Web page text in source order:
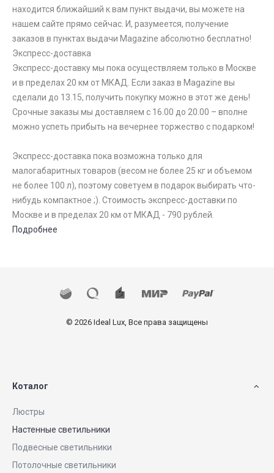
находится ближайший к вам пункт выдачи, вы можете на
нашем сайте прямо сейчас. И, разумеется, получение
заказов в пунктах выдачи Magazine абсолютно бесплатно!
Экспресс-доставка
Экспресс-доставку мы пока осуществляем только в Москве
и в пределах 20 км от МКАД. Если заказ в Magazine вы
сделали до 13.15, получить покупку можно в этот же день!
Срочные заказы мы доставляем с 16.00 до 20.00 – вполне
можно успеть прибыть на вечернее торжество с подарком!
Экспресс-доставка пока возможна только для
малогабаритных товаров (весом не более 25 кг и объемом
не более 100 л), поэтому советуем в подарок выбирать что-
нибудь компактное ;). Стоимость экспресс-доставки по
Москве и в пределах 20 км от МКАД - 790 рублей.
Подробнее
© 2026 Ideal Lux, Все права защищены
Коталог
Люстры
Настенные светильники
Подвесные светильники
Потолочные светильники